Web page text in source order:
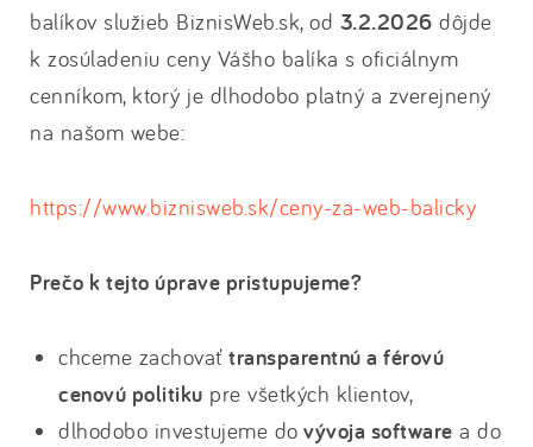
balíkov služieb BiznisWeb.sk, od 3.2.2026 dôjde
k zosúladeniu ceny Vášho balíka s oficiálnym
cenníkom, ktorý je dlhodobo platný a zverejnený
na našom webe:
https://www.biznisweb.sk/ceny-za-web-balicky
Prečo k tejto úprave pristupujeme?
chceme zachovať transparentnú a férovú
cenovú politiku pre všetkých klientov,
dlhodobo investujeme do vývoja software a do